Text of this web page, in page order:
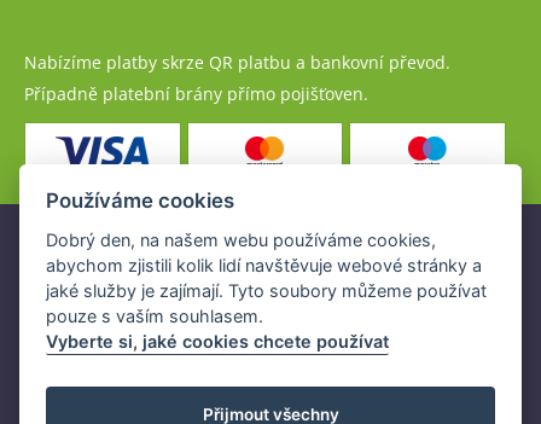
Nabízíme platby skrze QR platbu a bankovní převod.
Případně platební brány přímo pojišťoven.
Pojistné produkty jsou nabízeny společností
www.POJISTENI.cz, a.s. na základě platné licence České
národní banky (ČNB).
Licence ČNB umožňuje www.POJISTENI.cz, a.s. poskytovat
Používáme cookies
Dobrý den, na našem webu používáme cookies,
abychom zjistili kolik lidí navštěvuje webové stránky a
jaké služby je zajímají. Tyto soubory můžeme používat
pouze s vaším souhlasem.
Vyberte si, jaké cookies chcete používat
Přijmout všechny